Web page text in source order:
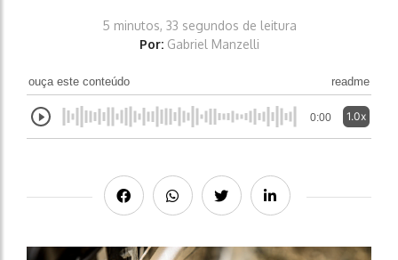
5 minutos, 33 segundos de leitura
Por: Gabriel Manzelli
ouça este conteúdo readme
0:00 1.0x